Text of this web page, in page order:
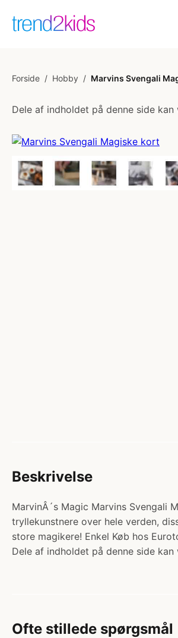
Forside / Hobby / Marvins Svengali
Dele af indholdet på denne side
Beskrivelse
MarvinÂ´s Magic Marvins Svengali
tryllekunstnere over hele verden,
store magikere! Enkel Køb hos
Dele af indholdet på denne side
Ofte stillede spørgsmål